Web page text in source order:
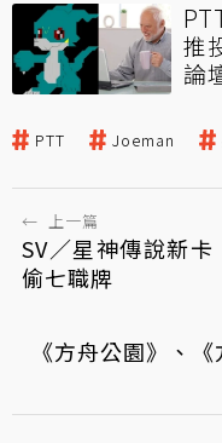
推
論
PTT Joeman
← 上一篇
SV／星神傳說新
偷七職牌
《方舟公園》、